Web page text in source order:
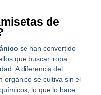
de
se han convertido
que buscan ropa
A diferencia del
orgánico se cultiva sin el
lo que lo hace